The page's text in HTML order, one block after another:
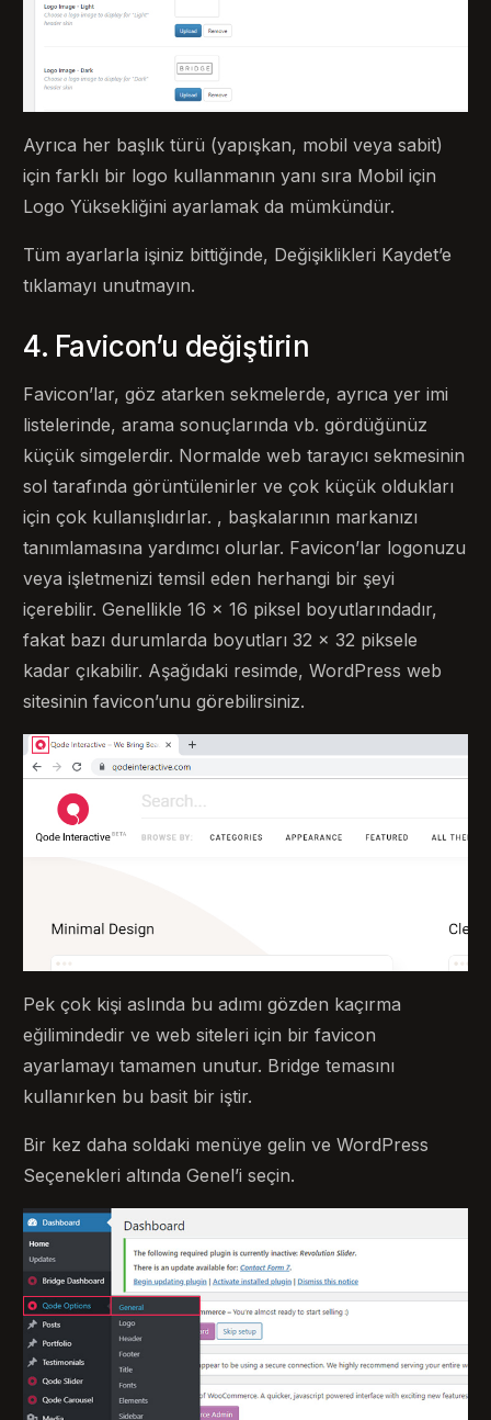
Ayrıca her başlık türü (yapışkan, mobil veya sabit)
için farklı bir logo kullanmanın yanı sıra Mobil için
Logo Yüksekliğini ayarlamak da mümkündür.
Tüm ayarlarla işiniz bittiğinde, Değişiklikleri Kaydet’e
tıklamayı unutmayın.
4. Favicon’u değiştirin
Favicon’lar, göz atarken sekmelerde, ayrıca yer imi
listelerinde, arama sonuçlarında vb. gördüğünüz
küçük simgelerdir. Normalde web tarayıcı sekmesinin
sol tarafında görüntülenirler ve çok küçük oldukları
için çok kullanışlıdırlar. , başkalarının markanızı
tanımlamasına yardımcı olurlar. Favicon’lar logonuzu
veya işletmenizi temsil eden herhangi bir şeyi
içerebilir. Genellikle 16 x 16 piksel boyutlarındadır,
fakat bazı durumlarda boyutları 32 x 32 piksele
kadar çıkabilir. Aşağıdaki resimde, WordPress web
sitesinin favicon’unu görebilirsiniz.
Pek çok kişi aslında bu adımı gözden kaçırma
eğilimindedir ve web siteleri için bir favicon
ayarlamayı tamamen unutur. Bridge temasını
kullanırken bu basit bir iştir.
Bir kez daha soldaki menüye gelin ve WordPress
Seçenekleri altında Genel’i seçin.